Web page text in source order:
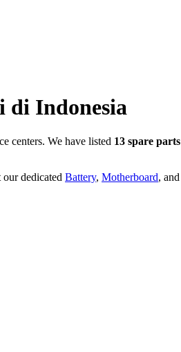
di Indonesia
centers. We have listed 13 spare parts
dedicated Battery, Motherboard, and